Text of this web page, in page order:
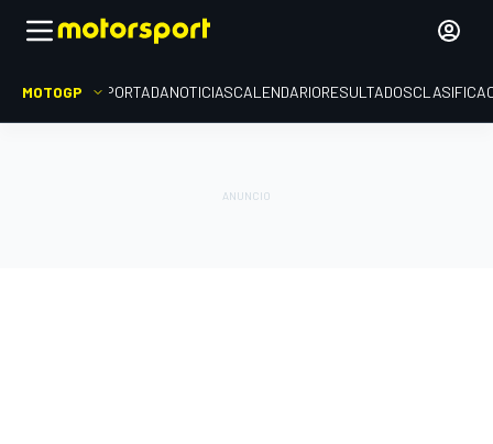
MOTOGP PORTADANOTICIASCALENDARIORESULTADOS